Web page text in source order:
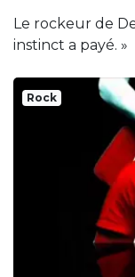
Le rockeur de
instinct a payé. »
Rock